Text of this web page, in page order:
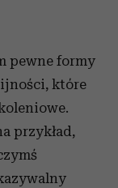
pewne formy
które
przykład,